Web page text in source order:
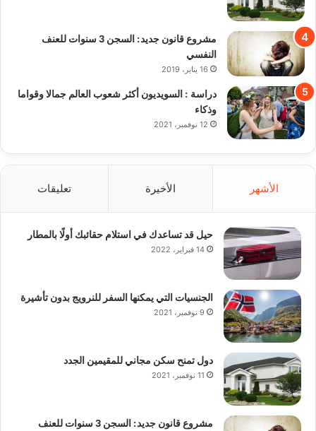
مشروع قانون جديد: السجن 3 سنوات للعنف
النفسي
16 يناير، 2019
دراسة : السويديون أكثر شعوب العالم جمالا وقواما
وذكاء
12 نوفمبر، 2021
الأشهر الأخيرة تعليقات
حيل قد تساعدك في استلام حقائبك أولًا بالمطار
14 فبراير، 2022
الجنسيات التي يمكنها السفر للنرويج بدون تأشيرة
9 نوفمبر، 2021
دول تمنح سكن مجاني للمقيمين الجدد
11 نوفمبر، 2021
مشروع قانون جديد: السجن 3 سنوات للعنف